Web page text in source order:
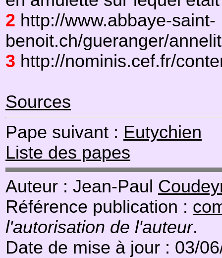
2 http://www.abbaye-saint-
benoit.ch/gueranger/
3 http://nominis.cef.fr/
Sources
Pape suivant : Eutychien
Liste des papes
Auteur : Jean-Paul
Référence publication :
l'autorisation de l'auteur.
Date de mise à jour : 03/